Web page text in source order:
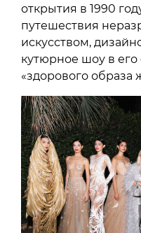
открытия в 1990
путешествия
искусством,
кутюрное шоу в
«здорового образа